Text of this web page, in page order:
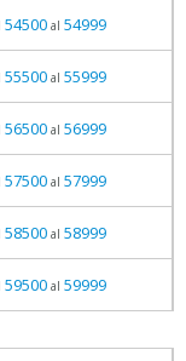
54500al 54999
55500al 55999
56500al 56999
57500al 57999
58500al 58999
59500al 59999